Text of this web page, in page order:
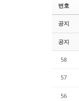
번호
공지
공지
58
57
56